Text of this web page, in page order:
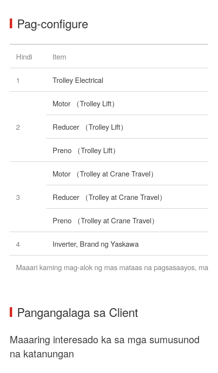
Pag-configure
Hindi Item
1 Trolley Electrical
2
Motor （Trolley Lift）
Reducer （Trolley Lift）
Preno （Trolley Lift）
3
Motor （Trolley at Crane Travel）
Reducer （Trolley at Crane Travel）
Preno （Trolley at Crane Travel）
4 Inverter, Brand ng Yaskawa
Maaari kaming mag-alok ng mas mataas na pagsasaayos,
Pangangalaga sa Client
Maaaring interesado ka sa mga sumusunod
na katanungan